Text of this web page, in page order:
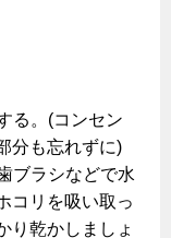
る。(コンセン
分も忘れずに)
ブラシなどで水
コリを吸い取っ
り乾かしましょ